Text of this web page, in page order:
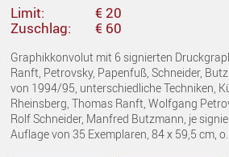
Limit:
€ 20
Zuschlag:
€ 60
Graphikkonvolut mit 6 signierten
Ranft, Petrovsky, Papenfuß, Schneider,
von 1994/95, unterschiedliche Techniken,
Rheinsberg, Thomas Ranft, Wolfgang
Rolf Schneider, Manfred Butzmann, je
Auflage von 35 Exemplaren, 84 x 59,5 cm,